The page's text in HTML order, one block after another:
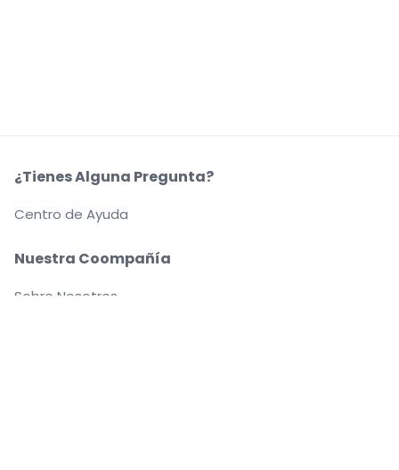
Nuestra Coompañía
Sobre Nosotros
¿Tienes Alguna Pregunta?
Centro de Ayuda